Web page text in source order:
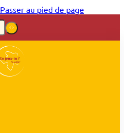
Passer au pied de page